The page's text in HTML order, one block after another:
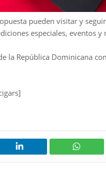
pueden visitar y
especiales, eventos y
la República Dominicana